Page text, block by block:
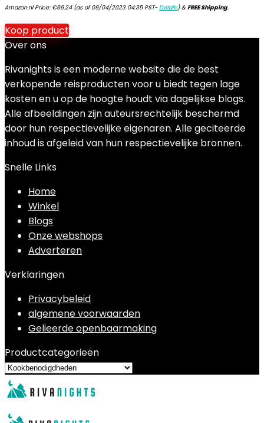
Amazon.nl Price: €66.24(as of 09/04/2023 04:35 PST-Details)&FREE Shipping.
Koop product
Over ons
Rivanights is een moderne website die de best
verkopende reisproducten voor u biedt tegen lage
kosten en u op de hoogte houdt via dagelijkse blogs.
Alle afbeeldingen zijn auteursrechtelijk beschermd
door hun respectievelijke eigenaren. Alle geciteerde
inhoud is afgeleid van hun respectievelijke bronnen.
Snelle Links
Home
Winkel
Blogs
Onze webshops
Adverteren
Verklaringen
Privacybeleid
algemene voorwaarden
Gelieerde openbaarmaking
Productcategorieën